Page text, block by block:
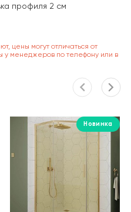
профиля 2 см
цены могут отличаться от
у менеджеров по телефону или в
Новинка